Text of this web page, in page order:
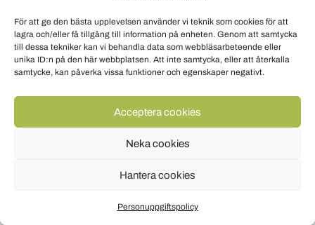
För att ge den bästa upplevelsen använder vi teknik som cookies för att
lagra och/eller få tillgång till information på enheten. Genom att samtycka
till dessa tekniker kan vi behandla data som webbläsarbeteende eller
unika ID:n på den här webbplatsen. Att inte samtycka, eller att återkalla
samtycke, kan påverka vissa funktioner och egenskaper negativt.
Acceptera cookies
Neka cookies
Hantera cookies
Personuppgiftspolicy
Personuppgiftspolicy Om cookies